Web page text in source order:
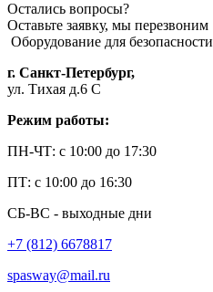
Остались вопросы?
Оставьте заявку, мы перезвоним
Оборудование для безопасности
г. Санкт-Петербург,
ул. Тихая д.6 С
Режим работы:
ПН-ЧТ: с 10:00 до 17:30
ПТ: с 10:00 до 16:30
СБ-ВС - выходные дни
+7 (812) 6678817
spasway@mail.ru